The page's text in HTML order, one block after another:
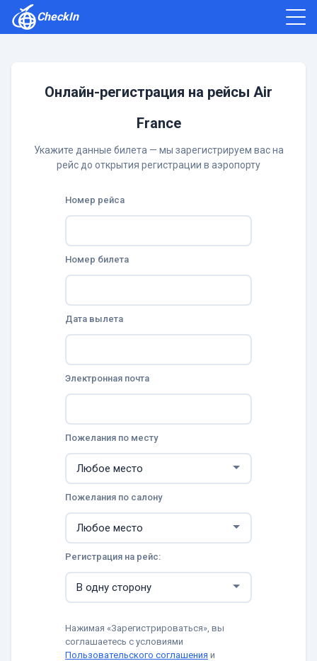
CheckIn
Онлайн-регистрация на рейсы Air
France
Укажите данные билета — мы зарегистрируем вас на
рейс до открытия регистрации в аэропорту
Номер рейса
Номер билета
Дата вылета
Электронная почта
Пожелания по месту
Пожелания по салону
Регистрация на рейс:
Нажимая «Зарегистрироваться», вы
соглашаетесь с условиями
Пользовательского соглашения и